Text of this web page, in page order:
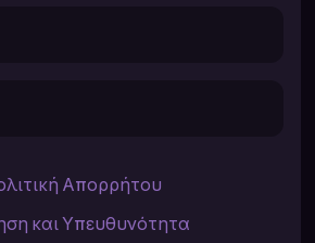
Απορρήτου
και Υπευθυνότητα